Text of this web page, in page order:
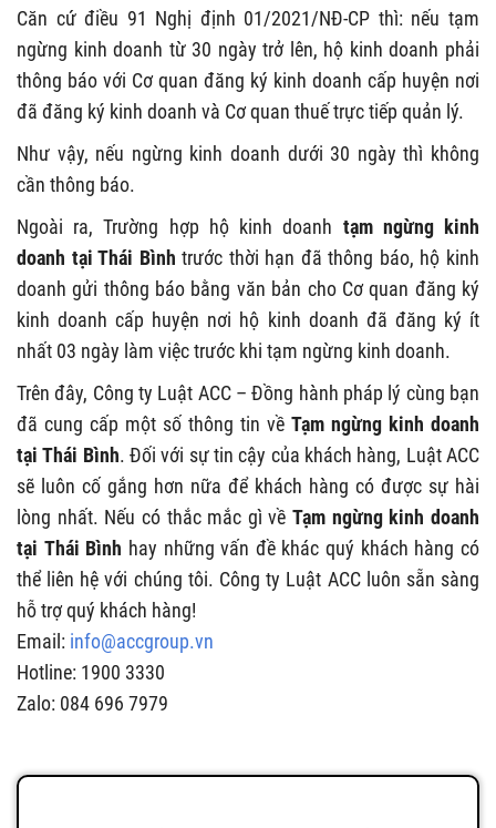
Căn cứ điều 91 Nghị định 01/2021/NĐ-CP thì: nếu tạm
ngừng kinh doanh từ 30 ngày trở lên, hộ kinh doanh phải
thông báo với Cơ quan đăng ký kinh doanh cấp huyện nơi
đã đăng ký kinh doanh và Cơ quan thuế trực tiếp quản lý.
Như vậy, nếu ngừng kinh doanh dưới 30 ngày thì không
cần thông báo.
Ngoài ra, Trường hợp hộ kinh doanh tạm ngừng kinh
doanh tại Thái Bình trước thời hạn đã thông báo, hộ kinh
doanh gửi thông báo bằng văn bản cho Cơ quan đăng ký
kinh doanh cấp huyện nơi hộ kinh doanh đã đăng ký ít
nhất 03 ngày làm việc trước khi tạm ngừng kinh doanh.
Trên đây, Công ty Luật ACC – Đồng hành pháp lý cùng bạn
đã cung cấp một số thông tin về Tạm ngừng kinh doanh
tạiThái Bình. Đối với sự tin cậy của khách hàng, Luật ACC
sẽ luôn cố gắng hơn nữa để khách hàng có được sự hài
lòng nhất. Nếu có thắc mắc gì vềTạm ngừng kinh doanh
tại Thái Bình hay những vấn đề khác quý khách hàng có
thể liên hệ với chúng tôi. Công ty Luật ACC luôn sẵn sàng
hỗ trợ quý khách hàng!
Email: info@accgroup.vn
Hotline: 1900 3330
Zalo: 084 696 7979